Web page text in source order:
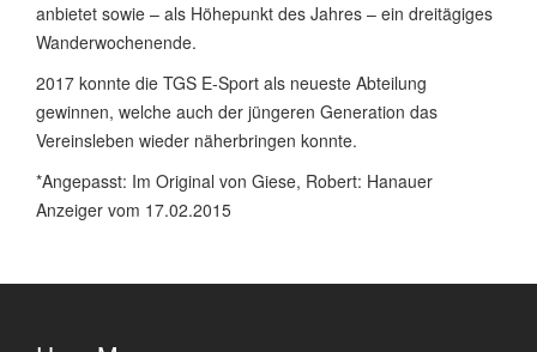
anbietet sowie – als Höhepunkt des Jahres – ein dreitägiges
Wanderwochenende.
2017 konnte die TGS E-Sport als neueste Abteilung
gewinnen, welche auch der jüngeren Generation das
Vereinsleben wieder näherbringen konnte.
*Angepasst: Im Original von Giese, Robert: Hanauer
Anzeiger vom 17.02.2015